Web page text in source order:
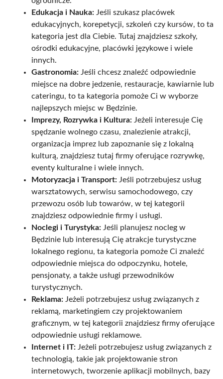
Edukacja i Nauka: Jeśli szukasz placówek
edukacyjnych, korepetycji, szkoleń czy kursów, to ta
kategoria jest dla Ciebie. Tutaj znajdziesz szkoły,
ośrodki edukacyjne, placówki językowe i wiele
innych.
Gastronomia: Jeśli chcesz znaleźć odpowiednie
miejsce na dobre jedzenie, restauracje, kawiarnie lub
cateringu, to ta kategoria pomoże Ci w wyborze
najlepszych miejsc w Będzinie.
Imprezy, Rozrywka i Kultura: Jeżeli interesuje Cię
spędzanie wolnego czasu, znalezienie atrakcji,
organizacja imprez lub zapoznanie się z lokalną
kulturą, znajdziesz tutaj firmy oferujące rozrywkę,
eventy kulturalne i wiele innych.
Motoryzacja i Transport: Jeśli potrzebujesz usług
warsztatowych, serwisu samochodowego, czy
przewozu osób lub towarów, w tej kategorii
znajdziesz odpowiednie firmy i usługi.
Noclegi i Turystyka: Jeśli planujesz nocleg w
Będzinie lub interesują Cię atrakcje turystyczne
lokalnego regionu, ta kategoria pomoże Ci znaleźć
odpowiednie miejsca do odpoczynku, hotele,
pensjonaty, a także usługi przewodników
turystycznych.
Reklama: Jeżeli potrzebujesz usług związanych z
reklamą, marketingiem czy projektowaniem
graficznym, w tej kategorii znajdziesz firmy oferujące
odpowiednie usługi reklamowe.
Internet i IT: Jeżeli potrzebujesz usług związanych z
technologią, takie jak projektowanie stron
internetowych, tworzenie aplikacji mobilnych, bazy